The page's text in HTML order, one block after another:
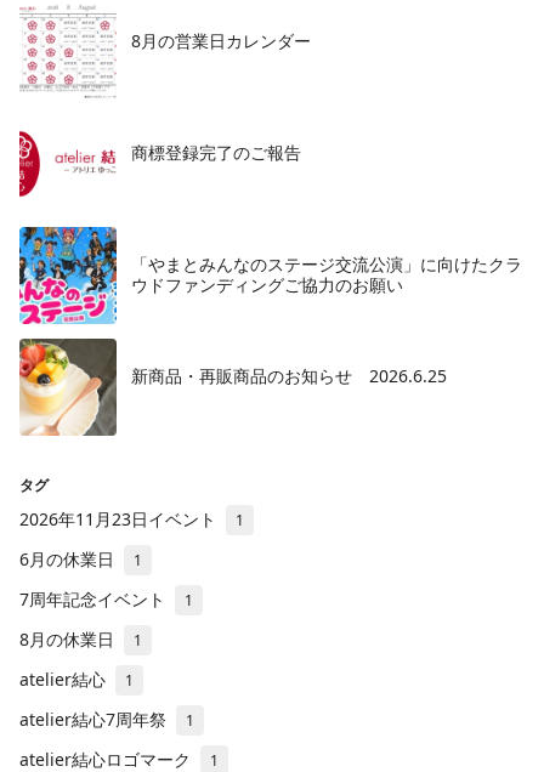
8月の営業日カレンダー
商標登録完了のご報告
「やまとみんなのステージ交流公演」に向けたクラ
ウドファンディングご協力のお願い
新商品・再販商品のお知らせ 2026.6.25
タグ
2026年11月23日イベント 1
6月の休業日 1
7周年記念イベント 1
8月の休業日 1
atelier結心 1
atelier結心7周年祭 1
atelier結心ロゴマーク 1